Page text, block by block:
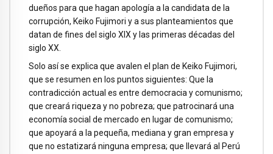
dueños para que hagan apología a la candidata de la
corrupción, Keiko Fujimori y a sus planteamientos que
datan de fines del siglo XIX y las primeras décadas del
siglo XX.
Solo así se explica que avalen el plan de Keiko Fujimori,
que se resumen en los puntos siguientes: Que la
contradicción actual es entre democracia y comunismo;
que creará riqueza y no pobreza; que patrocinará una
economía social de mercado en lugar de comunismo;
que apoyará a la pequeña, mediana y gran empresa y
que no estatizará ninguna empresa; que llevará al Perú